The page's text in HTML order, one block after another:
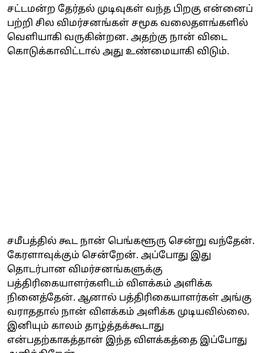
சட்டமன்ற தேர்தல் முடிவுகள் வந்த பிறகு என்னைப்
பற்றி சில விமர்சனங்கள் சமூக வலைதளங்களில்
வெளியாகி வருகின்றன. அதற்கு நான் விடை
கொடுக்காவிட்டால் அது உண்மையாகி விடும்.
சமீபத்தில் கூட நான் பெங்களூரு சென்று வந்தேன்.
கேரளாவுக்கும் சென்றேன். அப்போது இது
தொடர்பான விமர்சனங்களுக்கு
பத்திரிகையாளர்களிடம் விளக்கம் அளிக்க
நினைத்தேன். ஆனால் பத்திரிகையாளர்கள் அங்கு
வராததால் நான் விளக்கம் அளிக்க முடியவில்லை.
இனியும் காலம் தாழ்த்தக்கூடாது
என்பதற்காகத்தான் இந்த விளக்கத்தை இப்போது